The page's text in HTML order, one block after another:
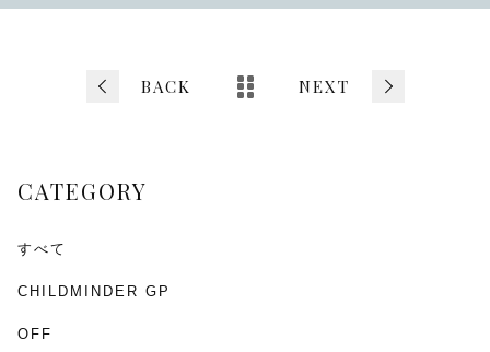
b
BACK NEXT
CATEGORY
すべて
CHILDMINDER GP
OFF